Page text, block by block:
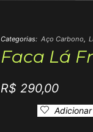
Categorias: Aço Carbono,
Faca Lá
R$ 290,00